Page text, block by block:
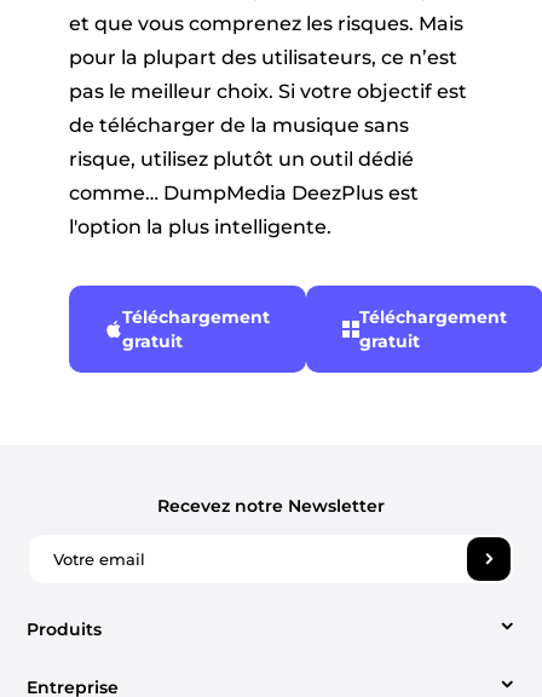
et que vous comprenez les risques. Mais
pour la plupart des utilisateurs, ce n’est
pas le meilleur choix. Si votre objectif est
de télécharger de la musique sans
risque, utilisez plutôt un outil dédié
comme… DumpMedia DeezPlus est
l'option la plus intelligente.
Téléchargement
gratuit
Téléchargement
gratuit
Produits
Entreprise
Recevez notre Newsletter